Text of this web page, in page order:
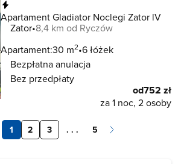
Apartament Gladiator Noclegi Zator lV
Zator 8,4 km od Ryczów
Apartament:30 m2 6 łóżek
Bezpłatna anulacja
Bez przedpłaty
od752 zł
za 1 noc, 2 osoby
1 2 3 . . . 5